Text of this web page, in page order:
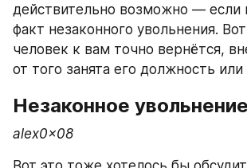
действительно возможно — если
факт незаконного увольнения.
человек к вам точно вернётся,
от того занята его должность или
Незаконное увольнение
alex0x08